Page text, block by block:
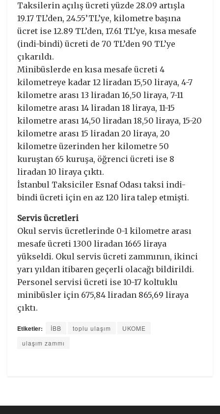
Taksilerin açılış ücreti yüzde 28.09 artışla
19.17 TL’den, 24.55’TL’ye, kilometre başına
ücret ise 12.89 TL’den, 17.61 TL’ye, kısa mesafe
(indi-bindi) ücreti de 70 TL’den 90 TL’ye
çıkarıldı.
Minibüslerde en kısa mesafe ücreti 4
kilometreye kadar 12 liradan 15,50 liraya, 4-7
kilometre arası 13 liradan 16,50 liraya, 7-11
kilometre arası 14 liradan 18 liraya, 11-15
kilometre arası 14,50 liradan 18,50 liraya, 15-20
kilometre arası 15 liradan 20 liraya, 20
kilometre üzerinden her kilometre 50
kuruştan 65 kuruşa, öğrenci ücreti ise 8
liradan 10 liraya çıktı.
İstanbul Taksiciler Esnaf Odası taksi indi-
bindi ücreti için en az 120 lira talep etmişti.
Servis ücretleri
Okul servis ücretlerinde 0-1 kilometre arası
mesafe ücreti 1300 liradan 1665 liraya
yükseldi. Okul servis ücreti zammının, ikinci
yarı yıldan itibaren geçerli olacağı bildirildi.
Personel servisi ücreti ise 10-17 koltuklu
minibüsler için 675,84 liradan 865,69 liraya
çıktı.
Etiketler: İBB toplu ulaşım
UKOME
ulaşım zammı